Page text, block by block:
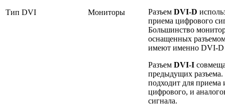
Тип DVI Мониторы
Разъем DVI-D
приема цифрового
Большинство
оснащенных
имеют именно DVI-D
Разъем DVI-I
предыдущих
подходит для приема
цифрового, и
сигнала.